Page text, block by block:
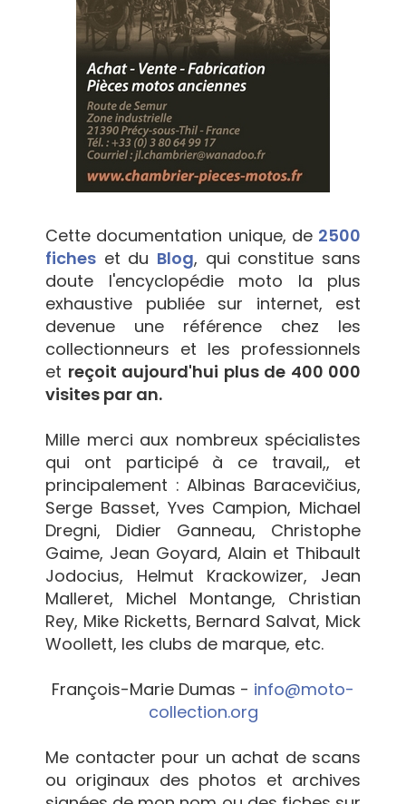
Cette documentation unique, de 2500
fiches et du Blog, qui constitue sans
doute l'encyclopédie moto la plus
exhaustive publiée sur internet, est
devenue une référence chez les
collectionneurs et les professionnels
et reçoit aujourd'hui plus de 400 000
visites par an.
Mille merci aux nombreux spécialistes
qui ont participé à ce travail,, et
principalement : Albinas Baracevičius,
Serge Basset, Yves Campion, Michael
Dregni, Didier Ganneau, Christophe
Gaime, Jean Goyard, Alain et Thibault
Jodocius, Helmut Krackowizer, Jean
Malleret, Michel Montange, Christian
Rey, Mike Ricketts, Bernard Salvat, Mick
Woollett, les clubs de marque, etc.
François-Marie Dumas - info@moto-
collection.org
Me contacter pour un achat de scans
ou originaux des photos et archives